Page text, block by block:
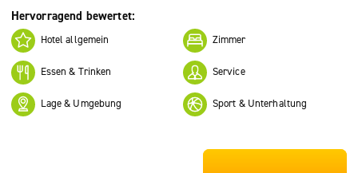
Hervorragend bewertet:
Hotel allgemein Zimmer
Essen & Trinken Service
Lage & Umgebung Sport & Unterhaltung